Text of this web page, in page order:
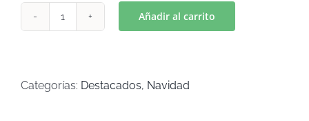
(Art
Añadir al carrito
Categorías: Destacados, Navidad